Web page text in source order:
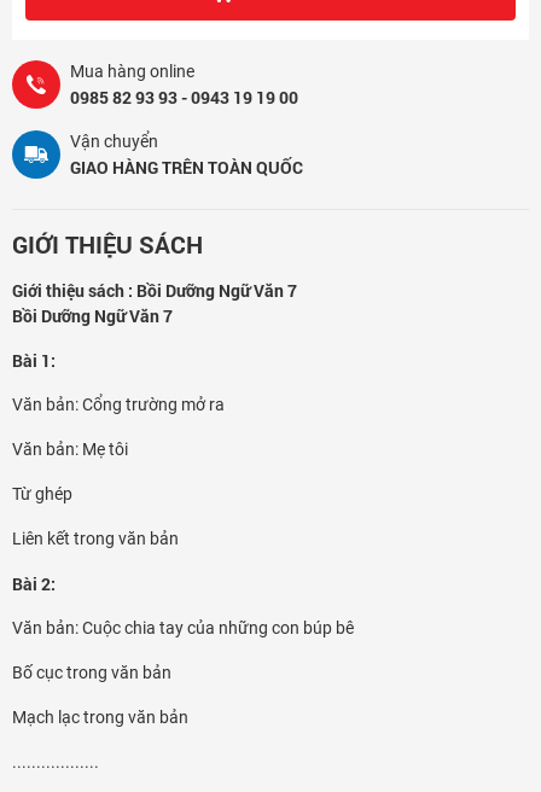
Mua hàng online
0985 82 93 93 - 0943 19 19 00
Vận chuyển
GIAO HÀNG TRÊN TOÀN QUỐC
GIỚI THIỆU SÁCH
Giới thiệu sách : Bồi Dưỡng Ngữ Văn 7
Bồi Dưỡng Ngữ Văn 7
Bài 1:
Văn bản: Cổng trường mở ra
Văn bản: Mẹ tôi
Từ ghép
Liên kết trong văn bản
Bài 2:
Văn bản: Cuộc chia tay của những con búp bê
Bố cục trong văn bản
Mạch lạc trong văn bản
..................